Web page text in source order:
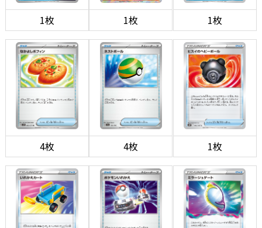
1枚 1枚 1枚
4枚 4枚 1枚